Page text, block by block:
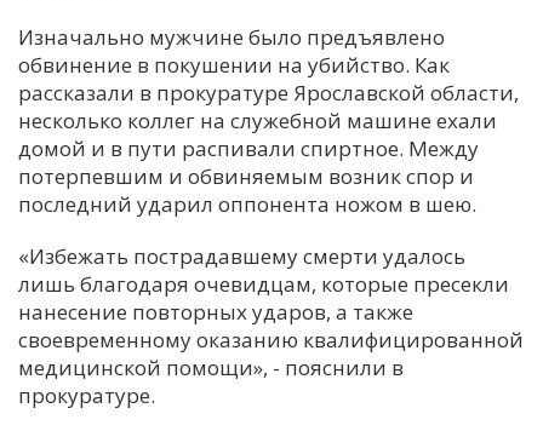
М
Н
Х
Ч
Я
Изначально мужчине было предъявлено
обвинение в покушении на убийство. Как
рассказали в прокуратуре Ярославской области,
несколько коллег на служебной машине ехали
домой и в пути распивали спиртное. Между
потерпевшим и обвиняемым возник спор и
последний ударил оппонента ножом в шею.
«Избежать пострадавшему смерти удалось
лишь благодаря очевидцам, которые пресекли
нанесение повторных ударов, а также
своевременному оказанию квалифицированной
медицинской помощи», - пояснили в
прокуратуре.